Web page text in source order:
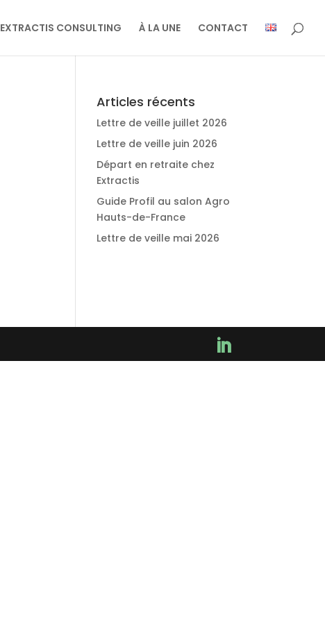
EXTRACTIS CONSULTING À LA UNE CONTACT
Articles récents
Lettre de veille juillet 2026
Lettre de veille juin 2026
Départ en retraite chez
Extractis
Guide Profil au salon Agro
Hauts-de-France
Lettre de veille mai 2026